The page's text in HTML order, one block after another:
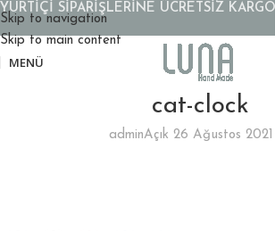
Skip to navigation
Skip to main content
MENÜ
cat-clock
adminAçık 26 Ağustos 2021
YURTİÇİ SİPARİŞLERİNE ÜCRETSİZ KARGO